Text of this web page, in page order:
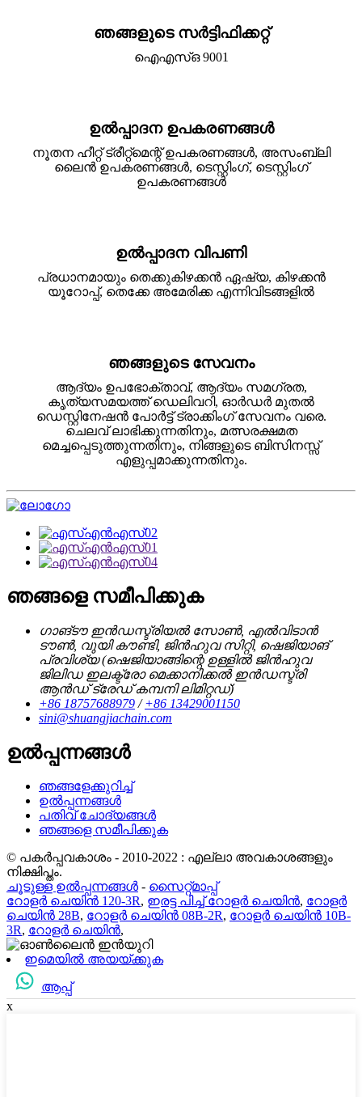
ഞങ്ങളുടെ സർട്ടിഫിക്കറ്റ്
ഐ‌എസ്‌ഒ 9001
ഉൽപ്പാദന ഉപകരണങ്ങൾ
നൂതന ഹീറ്റ് ട്രീറ്റ്മെന്റ് ഉപകരണങ്ങൾ, അസംബ്ലി
ലൈൻ ഉപകരണങ്ങൾ, ടെസ്റ്റിംഗ്, ടെസ്റ്റിംഗ്
ഉപകരണങ്ങൾ
ഉൽപ്പാദന വിപണി
പ്രധാനമായും തെക്കുകിഴക്കൻ ഏഷ്യ, കിഴക്കൻ
യൂറോപ്പ്, തെക്കേ അമേരിക്ക എന്നിവിടങ്ങളിൽ
ഞങ്ങളുടെ സേവനം
ആദ്യം ഉപഭോക്താവ്, ആദ്യം സമഗ്രത,
കൃത്യസമയത്ത് ഡെലിവറി, ഓർഡർ മുതൽ
ഡെസ്റ്റിനേഷൻ പോർട്ട് ട്രാക്കിംഗ് സേവനം വരെ.
ചെലവ് ലാഭിക്കുന്നതിനും, മത്സരക്ഷമത
മെച്ചപ്പെടുത്തുന്നതിനും, നിങ്ങളുടെ ബിസിനസ്സ്
എളുപ്പമാക്കുന്നതിനും.
ഞങ്ങളെ സമീപിക്കുക
ഗാങ്‌ടൗ ഇൻഡസ്ട്രിയൽ സോൺ, എൽവിടാൻ
ടൗൺ, വുയി കൗണ്ടി, ജിൻഹുവ സിറ്റി, ഷെജിയാങ്
പ്രവിശ്യ (ഷെജിയാങ്ങിന്റെ ഉള്ളിൽ ജിൻഹുവ
ജിലിഡ ഇലക്ട്രോ മെക്കാനിക്കൽ ഇൻഡസ്ട്രി
ആൻഡ് ട്രേഡ് കമ്പനി ലിമിറ്റഡ്)
+86 18757688979 /+86 13429001150
sini@shuangjiachain.com
ഉൽപ്പന്നങ്ങൾ
ഞങ്ങളേക്കുറിച്ച്
ഉൽപ്പന്നങ്ങൾ
പതിവ് ചോദ്യങ്ങൾ
ഞങ്ങളെ സമീപിക്കുക
© പകർപ്പവകാശം - 2010-2022 : എല്ലാ അവകാശങ്ങളും
നിക്ഷിപ്തം.
ചൂടുള്ള ഉൽപ്പന്നങ്ങൾ - സൈറ്റ്മാപ്പ്
റോളർ ചെയിൻ 120-3R, ഇരട്ട പിച്ച് റോളർ ചെയിൻ, റോളർ
ചെയിൻ 28B, റോളർ ചെയിൻ 08B-2R, റോളർ ചെയിൻ 10B-
3R, റോളർ ചെയിൻ,
ഇമെയിൽ അയയ്ക്കുക
ആപ്പ്
x